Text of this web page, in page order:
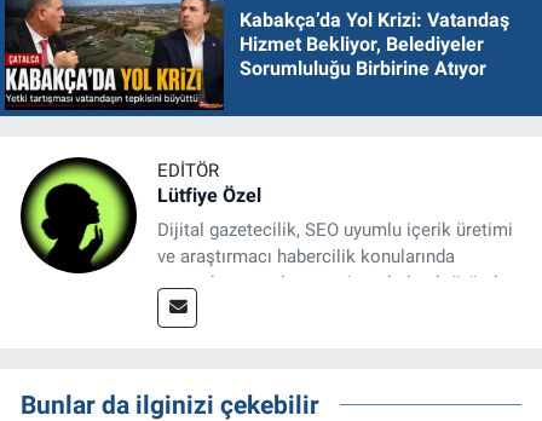
Kabakça’da Yol Krizi: Vatandaş
Hizmet Bekliyor, Belediyeler
Sorumluluğu Birbirine Atıyor
EDITÖR
Lütfiye Özel
Dijital gazetecilik, SEO uyumlu içerik üretimi
ve araştırmacı habercilik konularında
uzmanlaşmış olup, gayrimenkul sektöründe
şeffaflık ve kamu yararını önceleyen bir yayın
Bunlar da ilginizi çekebilir